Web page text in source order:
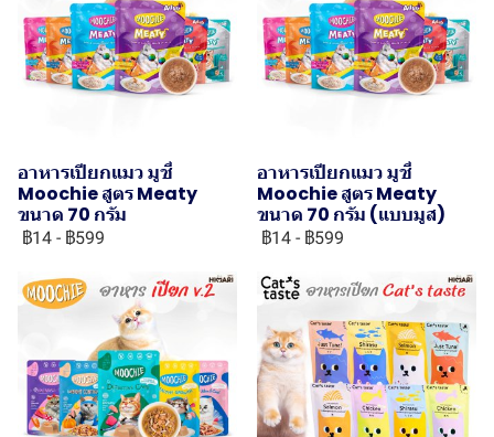
อาหารเปียกแมว มูชี่
Moochie สูตร Meaty
ขนาด 70 กรัม
฿14 - ฿599
อาหารเปียกแมว มูชี่
Moochie สูตร Meaty
ขนาด 70 กรัม (แบบมูส)
฿14 - ฿599